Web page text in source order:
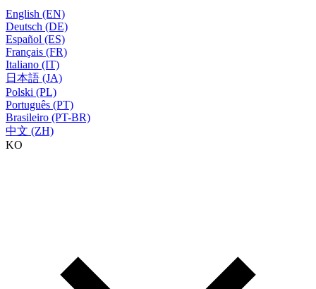
English (EN)
Deutsch (DE)
Español (ES)
Français (FR)
Italiano (IT)
日本語 (JA)
Polski (PL)
Português (PT)
Brasileiro (PT-BR)
中文 (ZH)
KO